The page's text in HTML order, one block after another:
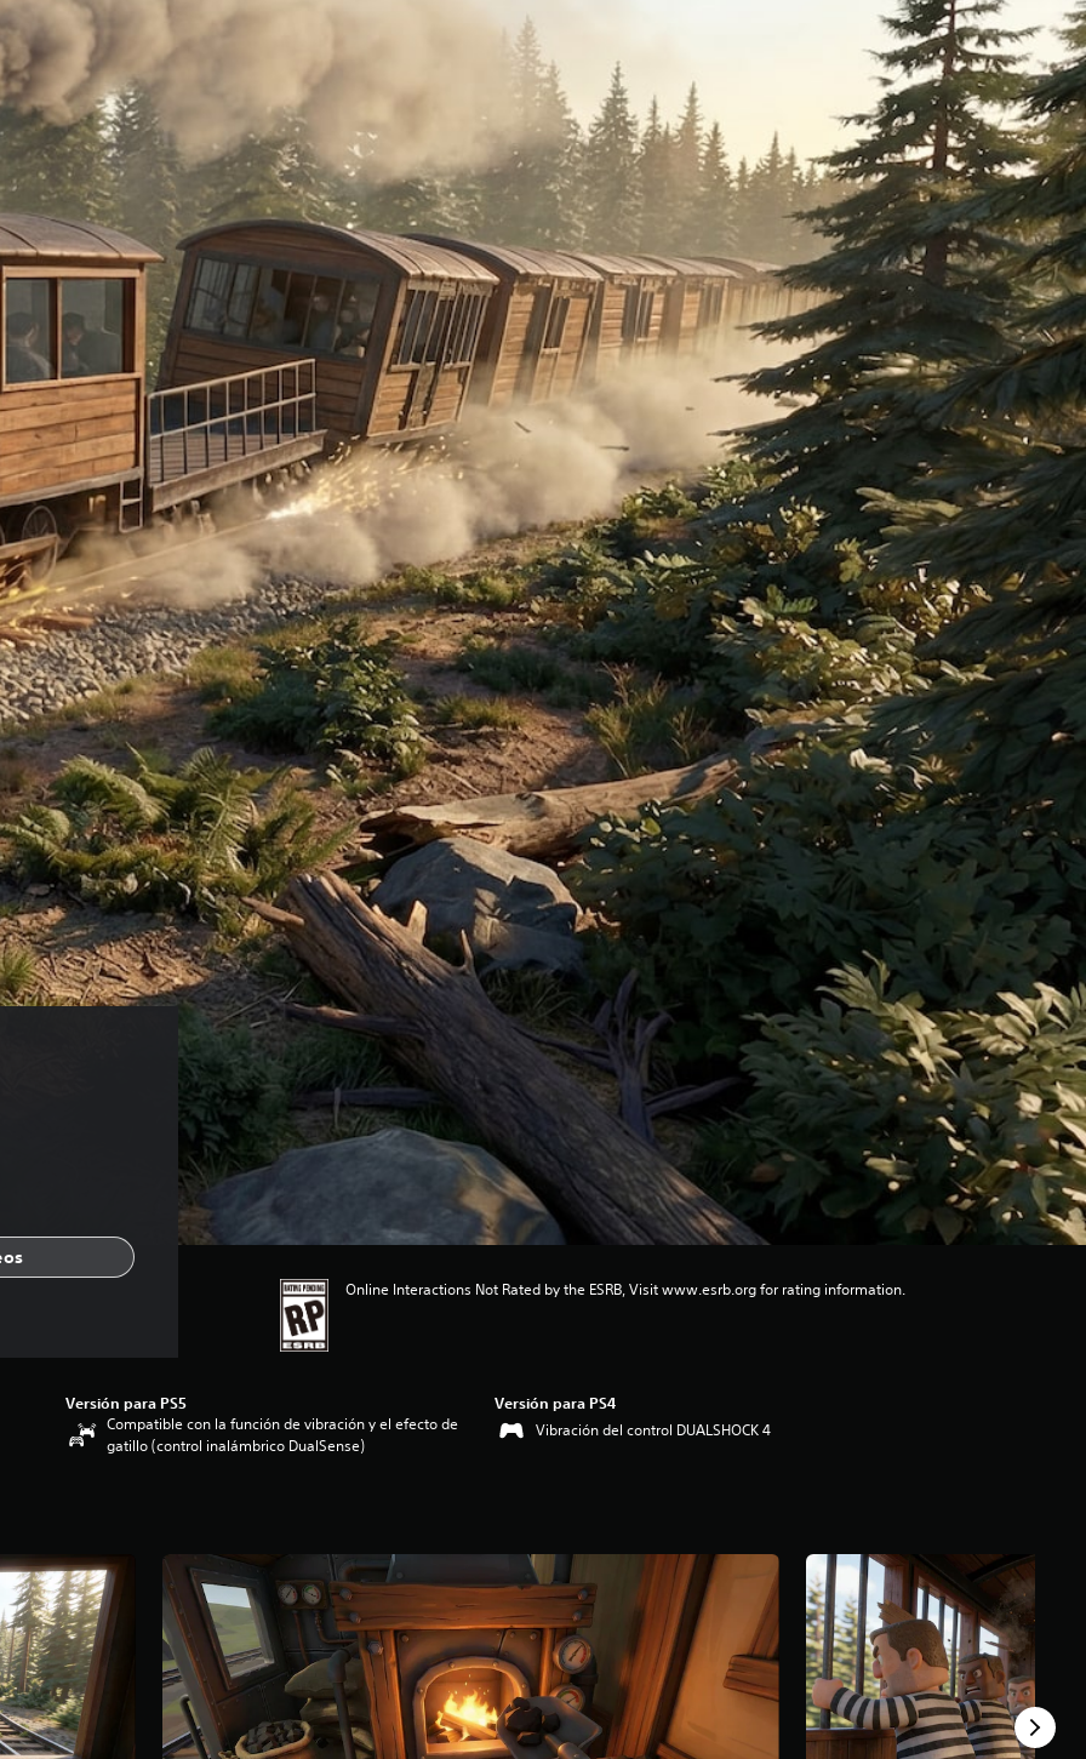
Online Interactions Not Rated by the ESRB, Visit www.esrb.org for rating information.
Versión para PS5
Compatible con la función de vibración y el efecto de
gatillo (control inalámbrico DualSense)
Versión para PS4
Vibración del control DUALSHOCK 4